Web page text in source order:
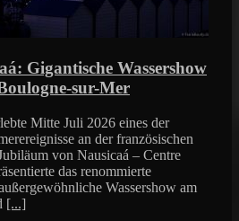
Gigantische Wassershow
sur-Mer
Mitte Juli 2026 eines der
an der französischen
von Nausicaá – Centre
das renommierte
Wassershow am
[...]